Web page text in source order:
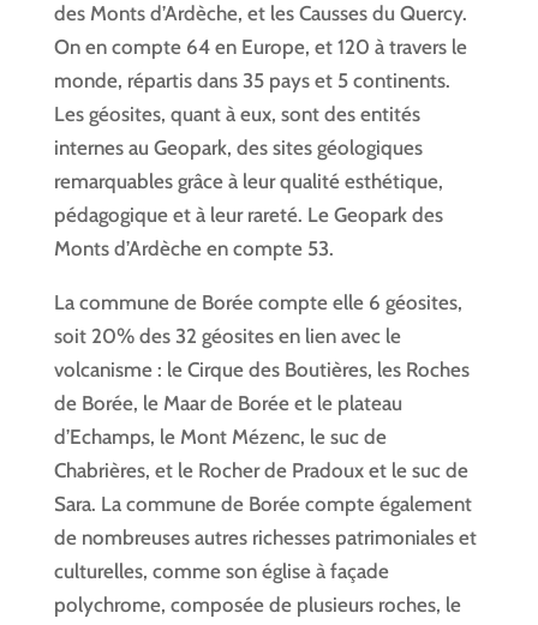
des Monts d’Ardèche, et les Causses du Quercy.
On en compte 64 en Europe, et 120 à travers le
monde, répartis dans 35 pays et 5 continents.
Les géosites, quant à eux, sont des entités
internes au Geopark, des sites géologiques
remarquables grâce à leur qualité esthétique,
pédagogique et à leur rareté. Le Geopark des
Monts d’Ardèche en compte 53.
La commune de Borée compte elle 6 géosites,
soit 20% des 32 géosites en lien avec le
volcanisme : le Cirque des Boutières, les Roches
de Borée, le Maar de Borée et le plateau
d’Echamps, le Mont Mézenc, le suc de
Chabrières, et le Rocher de Pradoux et le suc de
Sara. La commune de Borée compte également
de nombreuses autres richesses patrimoniales et
culturelles, comme son église à façade
polychrome, composée de plusieurs roches, le